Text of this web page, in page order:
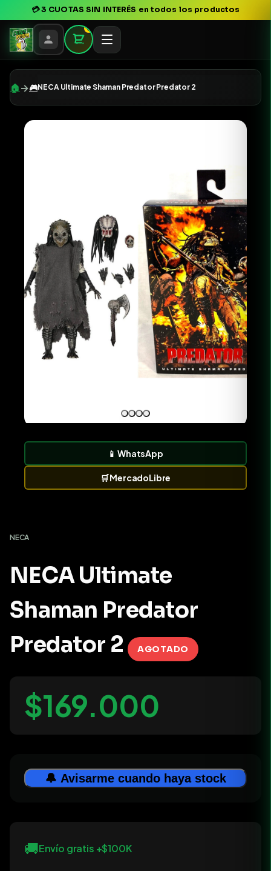
💳3 CUOTAS SIN INTERÉS en todos los productos
0
🏠 →🎮NECA Ultimate Shaman Predator Predator 2
📱WhatsApp
🛒MercadoLibre
NECA
NECA Ultimate
Shaman Predator
Predator 2
AGOTADO
$169.000
🔔 Avisarme cuando haya stock
🚚Envío gratis +$100K